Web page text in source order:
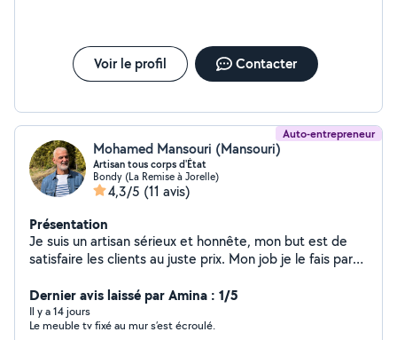
Voir le profil Contacter
Auto-entrepreneur
Mohamed Mansouri (Mansouri)
Artisan tous corps d'État
Bondy (La Remise à Jorelle)
4,3/5 (11 avis)
Présentation
Je suis un artisan sérieux et honnête, mon but est de
satisfaire les clients au juste prix. Mon job je le fais par
dirigé des chantiers de toutes tailles, et aujourd'hui je
me concentre sur les travaux de rénovation d'intérieur,
même si je peux toucher à tout (rénovation extérieure,
Dernier avis laissé par Amina : 1/5
Il y a 14 jours
Le meuble tv fixé au mur s’est écroulé.